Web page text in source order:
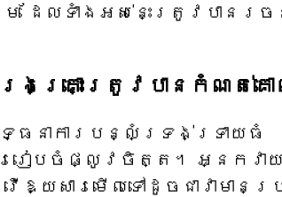
ដែលទាំងអស់នេះត្រូវបានរច
រោះត្រូវបានកំណត់គោ
យុទ្ធនាការបន្លំទ្រង់ទ្រាយធំ
ាររៀបចំផ្លូវចិត្ត។ អ្នកវាយ
ឱ្យសារមើលទៅដូចជាវាមាន